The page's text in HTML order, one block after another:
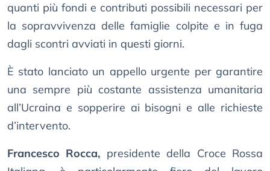
quanti più fondi e contributi possibili necessari per
la sopravvivenza delle famiglie colpite e in fuga
dagli scontri avviati in questi giorni.
È stato lanciato un appello urgente per garantire
una sempre più costante assistenza umanitaria
all’Ucraina e sopperire ai bisogni e alle richieste
d’intervento.
Francesco Rocca, presidente della Croce Rossa